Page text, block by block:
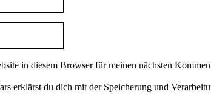
in diesem Browser für meinen nächsten
erklärst du dich mit der Speicherung und